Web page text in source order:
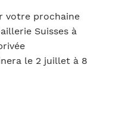
votre prochaine
Suisses à
le 2 juillet à 8